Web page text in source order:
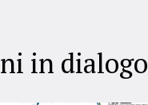
in dialogo